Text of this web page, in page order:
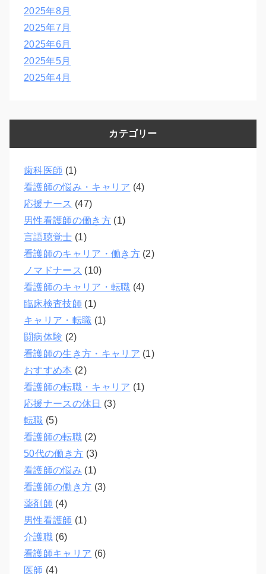
2025年8月
2025年7月
2025年6月
2025年5月
2025年4月
カテゴリー
歯科医師 (1)
看護師の悩み・キャリア (4)
応援ナース (47)
男性看護師の働き方(1)
言語聴覚士 (1)
看護師のキャリア・働き方(2)
ノマドナース (10)
看護師のキャリア・転職 (4)
臨床検査技師 (1)
キャリア・転職 (1)
闘病体験 (2)
看護師の生き方・キャリア (1)
おすすめ本 (2)
看護師の転職・キャリア (1)
応援ナースの休日 (3)
転職 (5)
看護師の転職(2)
50代の働き方 (3)
看護師の悩み (1)
看護師の働き方 (3)
薬剤師 (4)
男性看護師 (1)
介護職(6)
看護師キャリア (6)
医師 (4)